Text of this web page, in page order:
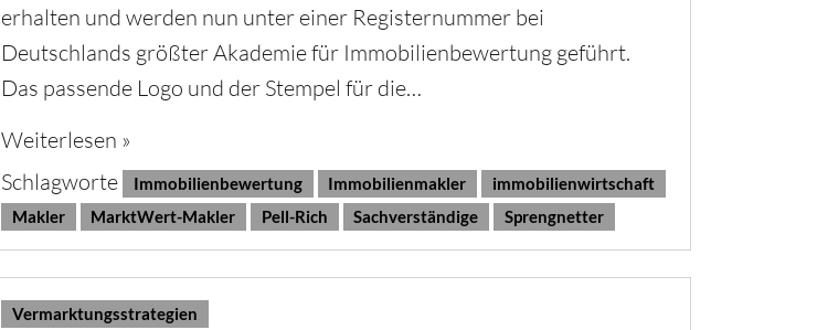
erhalten und werden nun unter einer Registernummer bei
Deutschlands größter Akademie für Immobilienbewertung geführt.
Das passende Logo und der Stempel für die…
Weiterlesen »
Schlagworte
Immobilienbewertung Immobilienmakler
immobilienwirtschaft
Makler
MarktWert-Makler Pell-Rich Sachverständige Sprengnetter
Vermarktungsstrategien